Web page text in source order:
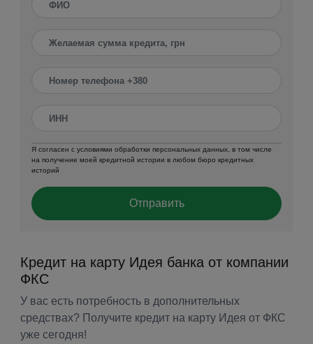
Я согласен с условиями обработки персональных данных, в том числе
на получение моей кредитной истории в любом бюро кредитных
историй
Отправить
Кредит на карту Идея банка от компании
ФКС
У вас есть потребность в дополнительных
средствах? Получите кредит на карту Идея от ФКС
уже сегодня!